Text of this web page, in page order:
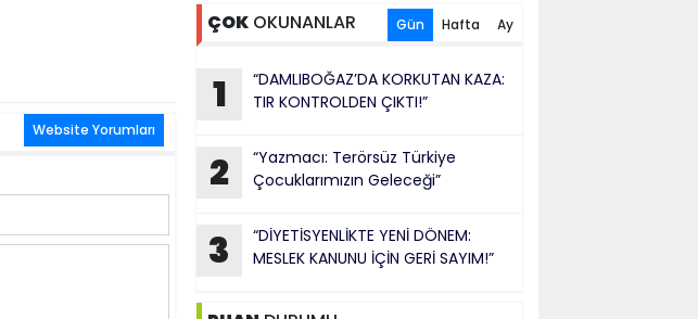
Website Yorumları
ÇOK OKUNANLAR Gün Hafta Ay
1
“DAMLIBOĞAZ’DA KORKUTAN KAZA:
TIR KONTROLDEN ÇIKTI!”
2
“Yazmacı: Terörsüz Türkiye
Çocuklarımızın Geleceği”
3
“DİYETİSYENLİKTE YENİ DÖNEM:
MESLEK KANUNU İÇİN GERİ SAYIM!”